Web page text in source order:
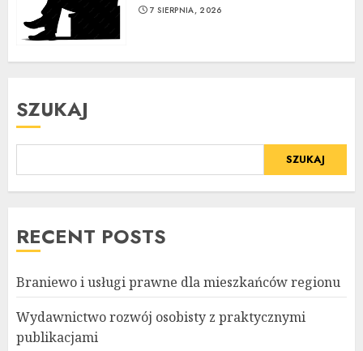
7 SIERPNIA, 2026
SZUKAJ
SZUKAJ
RECENT POSTS
Braniewo i usługi prawne dla mieszkańców regionu
Wydawnictwo rozwój osobisty z praktycznymi
publikacjami